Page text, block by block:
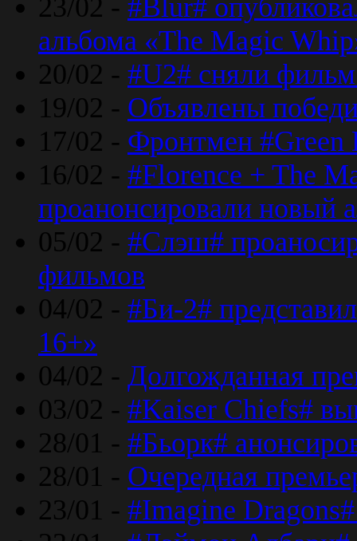
23/02 - #Blur#
альбома «The Magic
20/02 - #U2# сняли
19/02 - Объявлены
17/02 - Фронтмен #Green
16/02 - #Florence + The
проанонсировали новый
05/02 - #Слэш#
фильмов
04/02 - #Би-2#
16+»
04/02 - Долгожданная
03/02 - #Kaiser Chiefs#
28/01 - #Бьорк#
28/01 - Очередная
23/01 - #Imagine